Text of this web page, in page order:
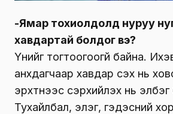
-Ямар тохиолдолд нуруу
хавдартай болдог вэ?
Үүнийг тогтоогоогүй байна.
анхдагчаар хавдар үүсэх нь
эрхтнээс үсэрхийлэх нь элбэг
Тухайлбал, элэг, гэдэсний